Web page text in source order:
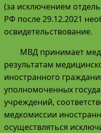
(за исключением
РФ после 29.12.2021
освидетельствование.
МВД принимает
результатам
иностранного
уполномоченных
учреждений,
медкомиссии
осуществляться